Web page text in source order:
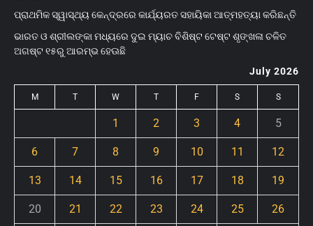
ପ୍ରାଥମିକ ସ୍ୱାସ୍ଥ୍ୟ କେନ୍ଦ୍ରରେ କାର୍ଯ୍ୟରତ ସହାୟିକା ଆତ୍ମହତ୍ୟା କରିଛନ୍ତି
ଭାରତ ଓ ଶ୍ରୀଲଙ୍କା ମଧ୍ୟରେ ଦୁଇ ମ୍ୟାଚ ବିଶିଷ୍ଟ ଟେଷ୍ଟ ଶୃଙ୍ଖଳା ଚଳିତ
ଅଗଷ୍ଟ ୧୫ରୁ ଆରମ୍ଭ ହେଊଛି
July 2026
M T W T F S S
1 2 3 4 5
6 7 8 9 10 11 12
13 14 15 16 17 18 19
20 21 22 23 24 25 26